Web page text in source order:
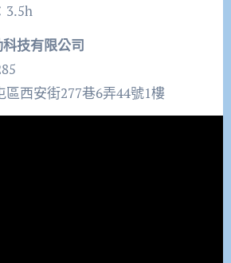
3.5h
技有限公司
西安街277巷6弄44號1樓